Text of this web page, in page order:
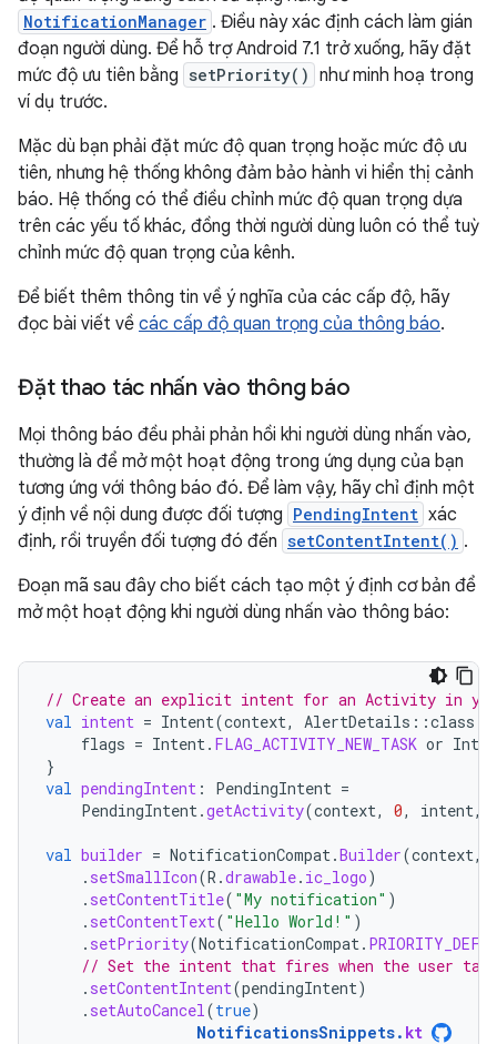
NotificationManager . Điều này xác định cách làm gián
đoạn người dùng. Để hỗ trợ Android 7.1 trở xuống, hãy đặt
mức độ ưu tiên bằng setPriority() như minh hoạ trong
ví dụ trước.
Mặc dù bạn phải đặt mức độ quan trọng hoặc mức độ ưu
tiên, nhưng hệ thống không đảm bảo hành vi hiển thị cảnh
báo. Hệ thống có thể điều chỉnh mức độ quan trọng dựa
trên các yếu tố khác, đồng thời người dùng luôn có thể tuỳ
chỉnh mức độ quan trọng của kênh.
Để biết thêm thông tin về ý nghĩa của các cấp độ, hãy
đọc bài viết về các cấp độ quan trọng của thông báo.
Đặt thao tác nhấn vào thông báo
Mọi thông báo đều phải phản hồi khi người dùng nhấn vào,
thường là để mở một hoạt động trong ứng dụng của bạn
tương ứng với thông báo đó. Để làm vậy, hãy chỉ định một
ý định về nội dung được đối tượng PendingIntent xác
định, rồi truyền đối tượng đó đến setContentIntent() .
Đoạn mã sau đây cho biết cách tạo một ý định cơ bản để
mở một hoạt động khi người dùng nhấn vào thông báo:
// Create an explicit intent for an Activity in
val intent = Intent(context, AlertDetails ::class
flags = Intent. FLAG_ACTIVITY_NEW_TASK or
}
val pendingIntent : PendingIntent =
PendingIntent.getActivity(context, 0, intent,
val builder = NotificationCompat.Builder(context,
. setSmallIcon(R .drawable. ic_logo)
. setContentTitle( "My notification" )
. setContentText( "Hello World!" )
. setPriority(NotificationCompat.
// Set the intent that fires when the user
. setContentIntent(pendingIntent)
. setAutoCancel(true)
NotificationsSnippets. kt